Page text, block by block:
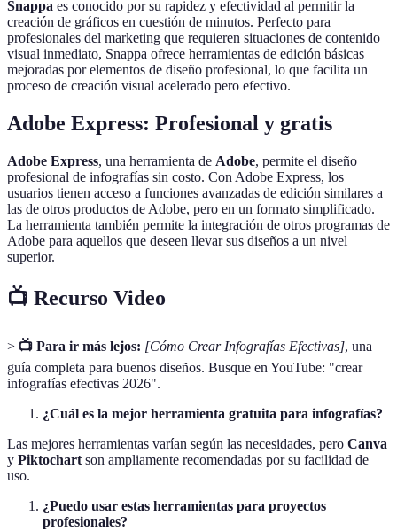
Snappa es conocido por su rapidez y efectividad al permitir la
creación de gráficos en cuestión de minutos. Perfecto para
profesionales del marketing que requieren situaciones de contenido
visual inmediato, Snappa ofrece herramientas de edición básicas
mejoradas por elementos de diseño profesional, lo que facilita un
proceso de creación visual acelerado pero efectivo.
Adobe Express: Profesional y gratis
Adobe Express, una herramienta de Adobe, permite el diseño
profesional de infografías sin costo. Con Adobe Express, los
usuarios tienen acceso a funciones avanzadas de edición similares a
las de otros productos de Adobe, pero en un formato simplificado.
La herramienta también permite la integración de otros programas de
Adobe para aquellos que deseen llevar sus diseños a un nivel
superior.
📺 Recurso Video
> 📺 Para ir más lejos: [Cómo Crear Infografías Efectivas], una
guía completa para buenos diseños. Busque en YouTube: "crear
infografías efectivas 2026".
¿Cuál es la mejor herramienta gratuita para infografías?
Las mejores herramientas varían según las necesidades, pero Canva
y Piktochart son ampliamente recomendadas por su facilidad de
uso.
¿Puedo usar estas herramientas para proyectos
profesionales?